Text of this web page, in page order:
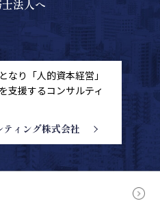
法人へ
なり「人的資本経営」
支援するコンサルティ
ィング株式会社